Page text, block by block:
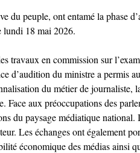
peuple, ont entamé la phase
18 mai 2026.
travaux en commission sur
du ministre a permis
du métier de journaliste,
aux préoccupations des
du paysage médiatique
Les échanges ont également
économique des médias ainsi